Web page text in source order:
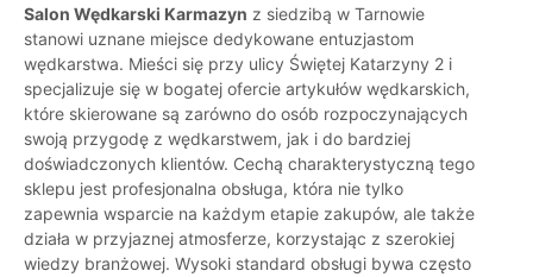
Salon Wędkarski Karmazyn z siedzibą w Tarnowie
stanowi uznane miejsce dedykowane entuzjastom
wędkarstwa. Mieści się przy ulicy Świętej Katarzyny 2 i
specjalizuje się w bogatej ofercie artykułów wędkarskich,
które skierowane są zarówno do osób rozpoczynających
swoją przygodę z wędkarstwem, jak i do bardziej
doświadczonych klientów. Cechą charakterystyczną tego
sklepu jest profesjonalna obsługa, która nie tylko
zapewnia wsparcie na każdym etapie zakupów, ale także
działa w przyjaznej atmosferze, korzystając z szerokiej
wiedzy branżowej. Wysoki standard obsługi bywa często